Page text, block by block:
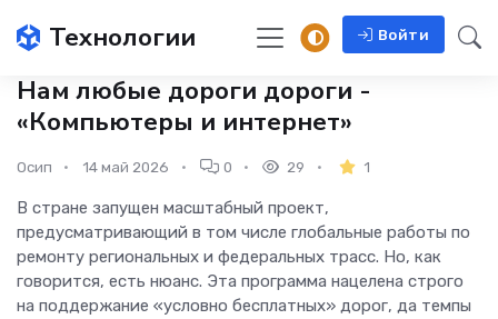
Технологии Войти
Нам любые дороги дороги -
«Компьютеры и интернет»
Осип 14 май 2026 0 29 1
В стране запущен масштабный проект,
предусматривающий в том числе глобальные работы по
ремонту региональных и федеральных трасс. Но, как
говорится, есть нюанс. Эта программа нацелена строго
на поддержание «условно бесплатных» дорог, да темпы